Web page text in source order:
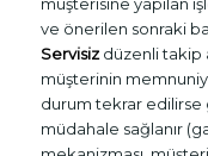
ve önerilen sonraki
Servisizdüzenli takip
müşterinin
durum tekrar edilirse
müdahale sağlanır